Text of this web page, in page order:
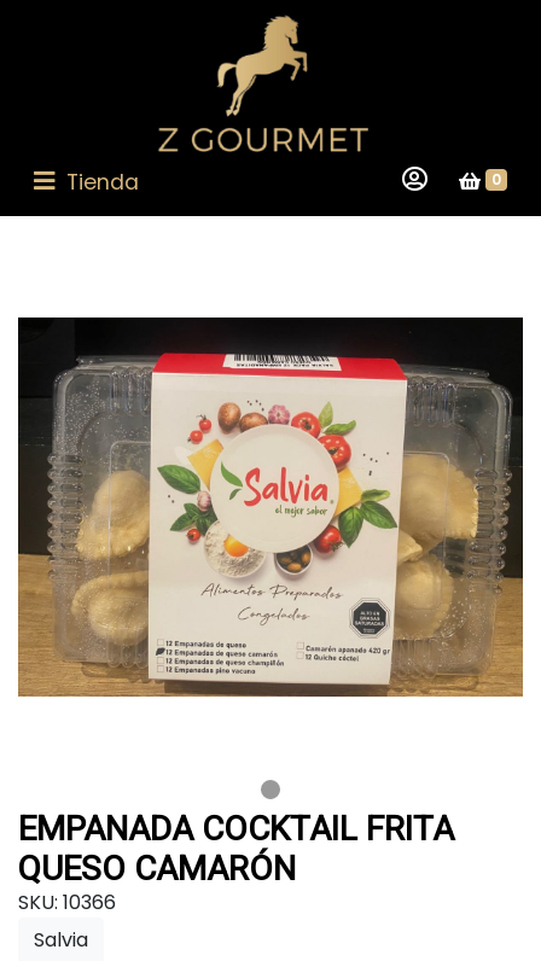
Tienda 0
EMPANADA COCKTAIL FRITA
QUESO CAMARÓN
SKU: 10366
Salvia